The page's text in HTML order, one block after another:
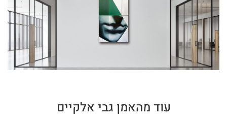
עוד מהאמן גבי אלקיים